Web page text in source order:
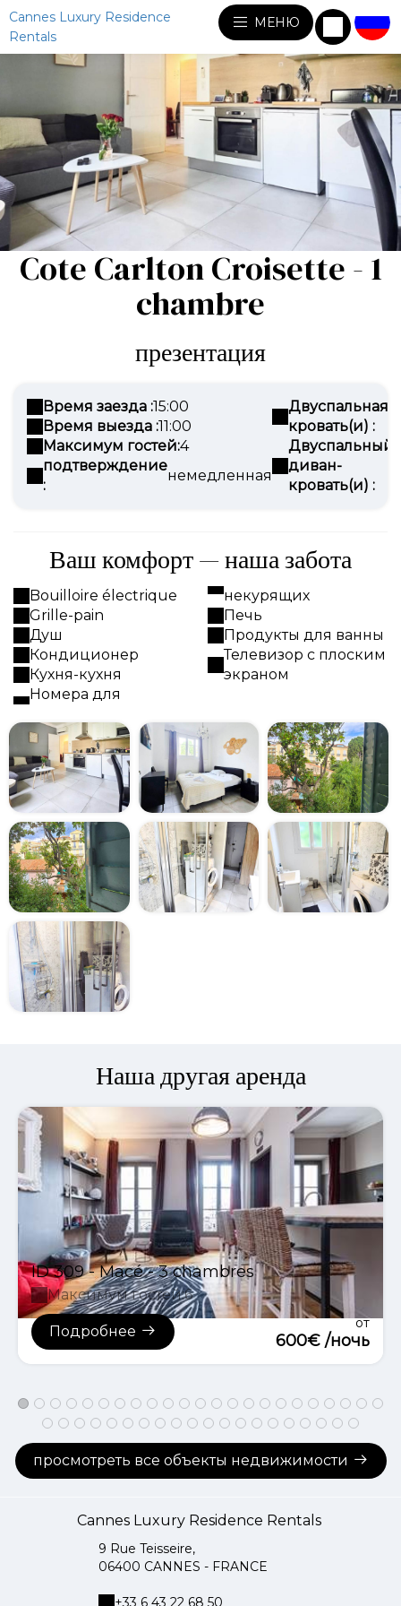
Cannes Luxury Residence
Rentals
МЕНЮ
Cote Carlton Croisette - 1
chambre
презентация
Время заезда :15:00
Время выезда :11:00
Максимум гостей:4
подтверждение
:
немедленная
Двуспальная
кровать(и) :
Двуспальный
диван-
кровать(и) :
Ваш комфорт — наша забота
Bouilloire électrique
Grille-pain
Душ
Кондиционер
Кухня-кухня
Номера для
некурящих
Печь
Продукты для ванны
Телевизор с плоским
экраном
Наша другая аренда
ID 309 - Macé - 3 chambres
Максимум гостей:6
Подробнее
oт
600€ /ночь
просмотреть все объекты недвижимости
Cannes Luxury Residence Rentals
9 Rue Teisseire,
06400 CANNES - FRANCE
+33 6 43 22 68 50